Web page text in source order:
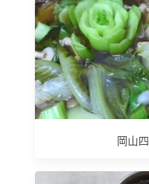
岡山